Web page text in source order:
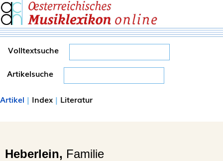
Volltextsuche
Artikelsuche
Artikel | Index | Literatur
Heberlein, Familie